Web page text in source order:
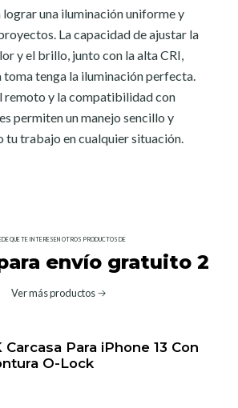
una iluminación uniforme y
La capacidad de ajustar la
y el brillo, junto con la alta CRI,
toma tenga la iluminación perfecta.
remoto y la compatibilidad con
permiten un manejo sencillo y
trabajo en cualquier situación.
QUE TE INTERESEN OTROS PRODUCTOS DE
envío gratuito 2
Ver más productos
Carcasa Para iPhone 13 Con
O-Lock